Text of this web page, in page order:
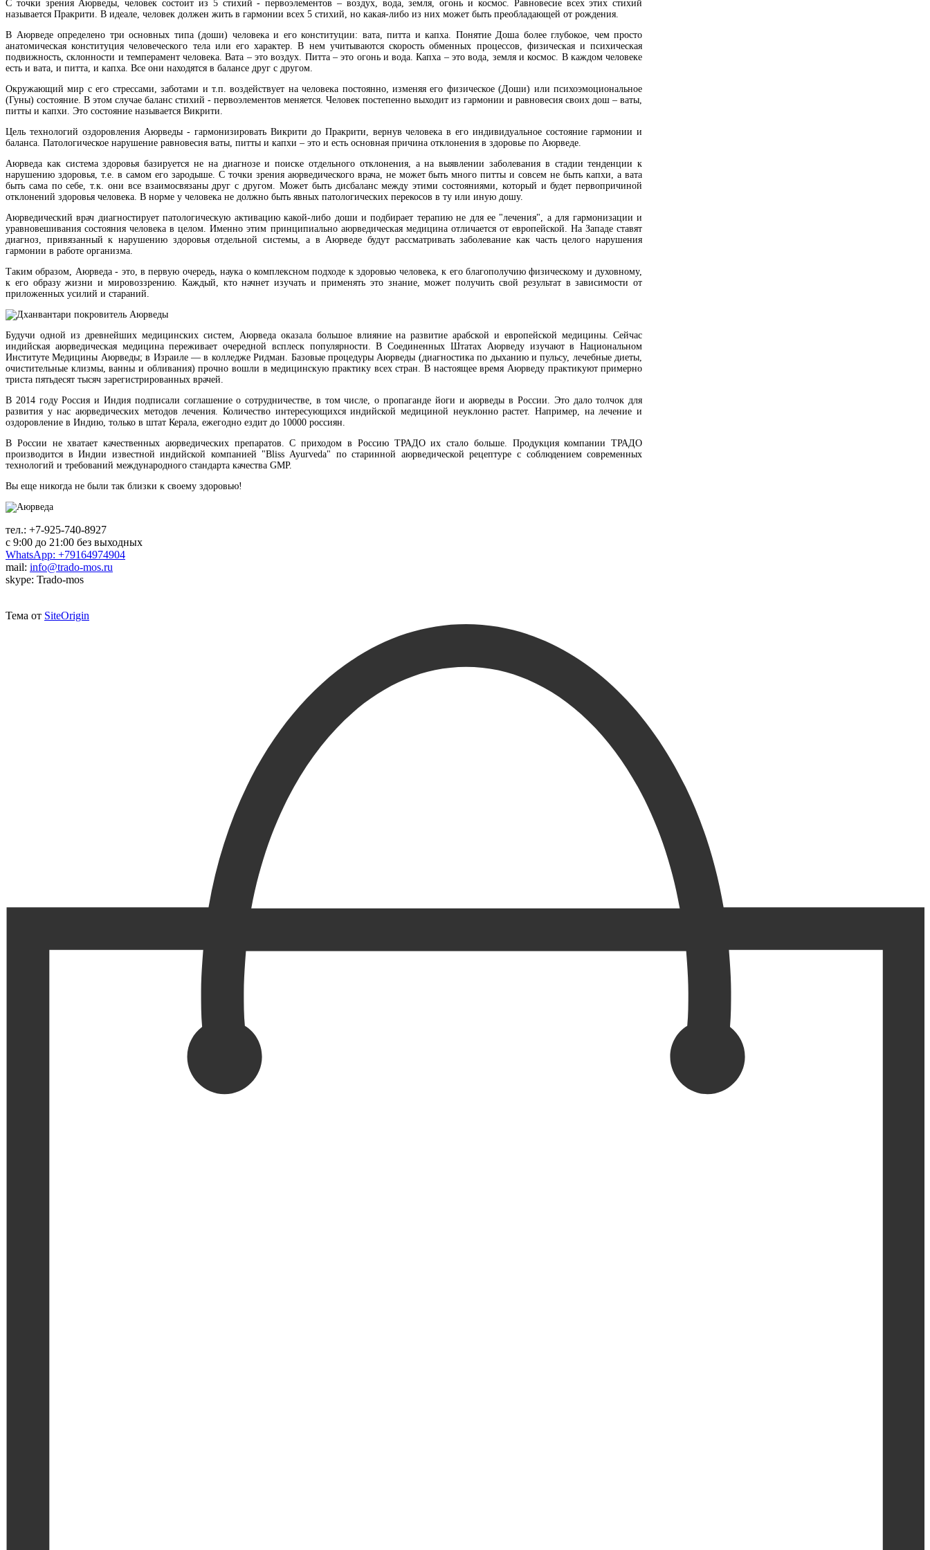
С точки зрения Аюрведы, человек состоит из 5 стихий - первоэлементов – воздух, вода, земля, огонь и космос. Равновесие всех этих стихий
называется Пракрити. В идеале, человек должен жить в гармонии всех 5 стихий, но какая-либо из них может быть преобладающей от рождения.
В Аюрведе определено три основных типа (доши) человека и его конституции: вата, питта и капха. Понятие Доша более глубокое, чем просто
анатомическая конституция человеческого тела или его характер. В нем учитываются скорость обменных процессов, физическая и психическая
подвижность, склонности и темперамент человека. Вата – это воздух. Питта – это огонь и вода. Капха – это вода, земля и космос. В каждом человеке
есть и вата, и питта, и капха. Все они находятся в балансе друг с другом.
Окружающий мир с его стрессами, заботами и т.п. воздействует на человека постоянно, изменяя его физическое (Доши) или психоэмоциональное
(Гуны) состояние. В этом случае баланс стихий - первоэлементов меняется. Человек постепенно выходит из гармонии и равновесия своих дош – ваты,
питты и капхи. Это состояние называется Викрити.
Цель технологий оздоровления Аюрведы - гармонизировать Викрити до Пракрити, вернув человека в его индивидуальное состояние гармонии и
баланса. Патологическое нарушение равновесия ваты, питты и капхи – это и есть основная причина отклонения в здоровье по Аюрведе.
Аюрведа как система здоровья базируется не на диагнозе и поиске отдельного отклонения, а на выявлении заболевания в стадии тенденции к
нарушению здоровья, т.е. в самом его зародыше. С точки зрения аюрведического врача, не может быть много питты и совсем не быть капхи, а вата
быть сама по себе, т.к. они все взаимосвязаны друг с другом. Может быть дисбаланс между этими состояниями, который и будет первопричиной
отклонений здоровья человека. В норме у человека не должно быть явных патологических перекосов в ту или иную дошу.
Аюрведический врач диагностирует патологическую активацию какой-либо доши и подбирает терапию не для ее "лечения", а для гармонизации и
уравновешивания состояния человека в целом. Именно этим принципиально аюрведическая медицина отличается от европейской. На Западе ставят
диагноз, привязанный к нарушению здоровья отдельной системы, а в Аюрведе будут рассматривать заболевание как часть целого нарушения
гармонии в работе организма.
Таким образом, Аюрведа - это, в первую очередь, наука о комплексном подходе к здоровью человека, к его благополучию физическому и духовному,
к его образу жизни и мировоззрению. Каждый, кто начнет изучать и применять это знание, может получить свой результат в зависимости от
приложенных усилий и стараний.
Будучи одной из древнейших медицинских систем, Аюрведа оказала большое влияние на развитие арабской и европейской медицины. Сейчас
индийская аюрведическая медицина переживает очередной всплеск популярности. В Соединенных Штатах Аюрведу изучают в Национальном
Институте Медицины Аюрведы; в Израиле — в колледже Ридман. Базовые процедуры Аюрведы (диагностика по дыханию и пульсу, лечебные диеты,
очистительные клизмы, ванны и обливания) прочно вошли в медицинскую практику всех стран. В настоящее время Аюрведу практикуют примерно
триста пятьдесят тысяч зарегистрированных врачей.
В 2014 году Россия и Индия подписали соглашение о сотрудничестве, в том числе, о пропаганде йоги и аюрведы в России. Это дало толчок для
развития у нас аюрведических методов лечения. Количество интересующихся индийской медициной неуклонно растет. Например, на лечение и
оздоровление в Индию, только в штат Керала, ежегодно ездит до 10000 россиян.
В России не хватает качественных аюрведических препаратов. С приходом в Россию ТРАДО их стало больше. Продукция компании ТРАДО
производится в Индии известной индийской компанией "Bliss Ayurveda" по старинной аюрведической рецептуре с соблюдением современных
технологий и требований международного стандарта качества GMP.
Вы еще никогда не были так близки к своему здоровью!
тел.: +7-925-740-8927
с 9:00 до 21:00 без выходных
WhatsApp: +79164974904
mail: info@trado-mos.ru
skype: Trado-mos
Тема от SiteOrigin